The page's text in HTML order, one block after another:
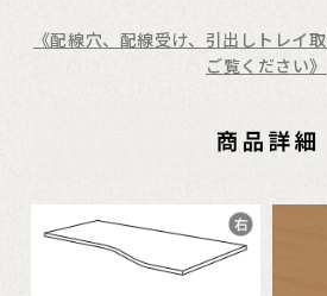
《配線穴、配線受け、引出しトレイ
ご覧ください》